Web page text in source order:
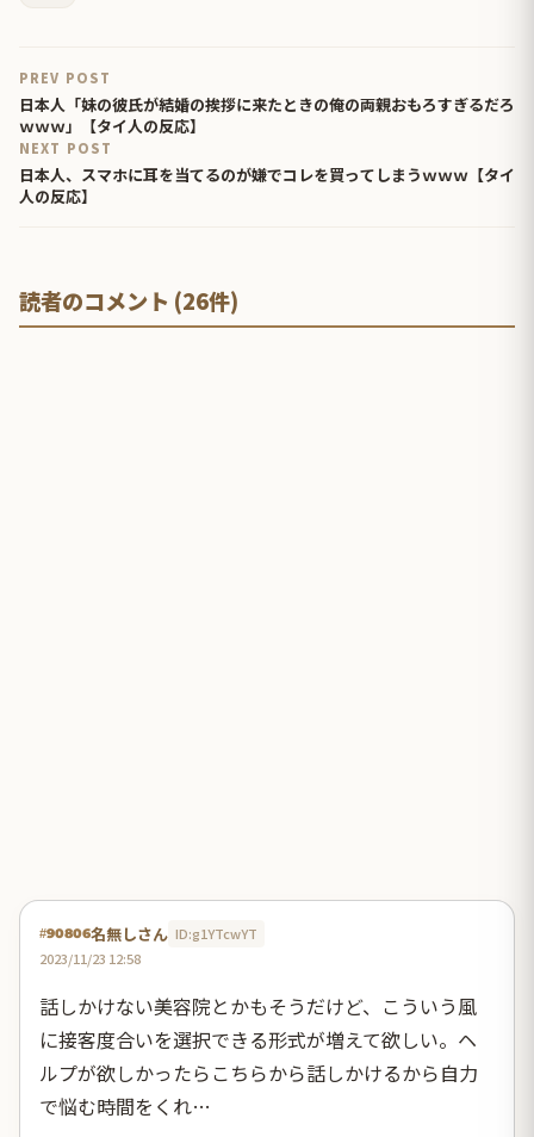
PREV POST
日本人「妹の彼氏が結婚の挨拶に来たときの俺の両親おもろすぎるだろ
ｗｗｗ」【タイ人の反応】
NEXT POST
日本人、スマホに耳を当てるのが嫌でコレを買ってしまうｗｗｗ【タイ
人の反応】
読者のコメント (26件)
#90806名無しさん ID:g1YTcwYT
2023/11/23 12:58
話しかけない美容院とかもそうだけど、こういう風
に接客度合いを選択できる形式が増えて欲しい。ヘ
ルプが欲しかったらこちらから話しかけるから自力
で悩む時間をくれ…